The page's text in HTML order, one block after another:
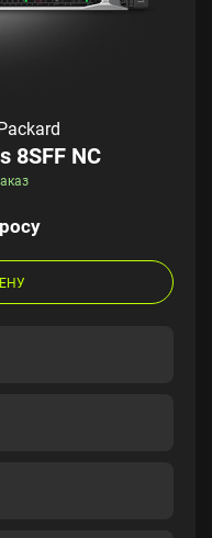
8SFF NC